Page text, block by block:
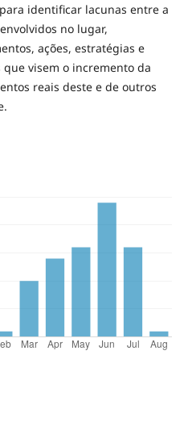
identificar lacunas entre a
no lugar,
ações, estratégias e
visem o incremento da
reais deste e de outros